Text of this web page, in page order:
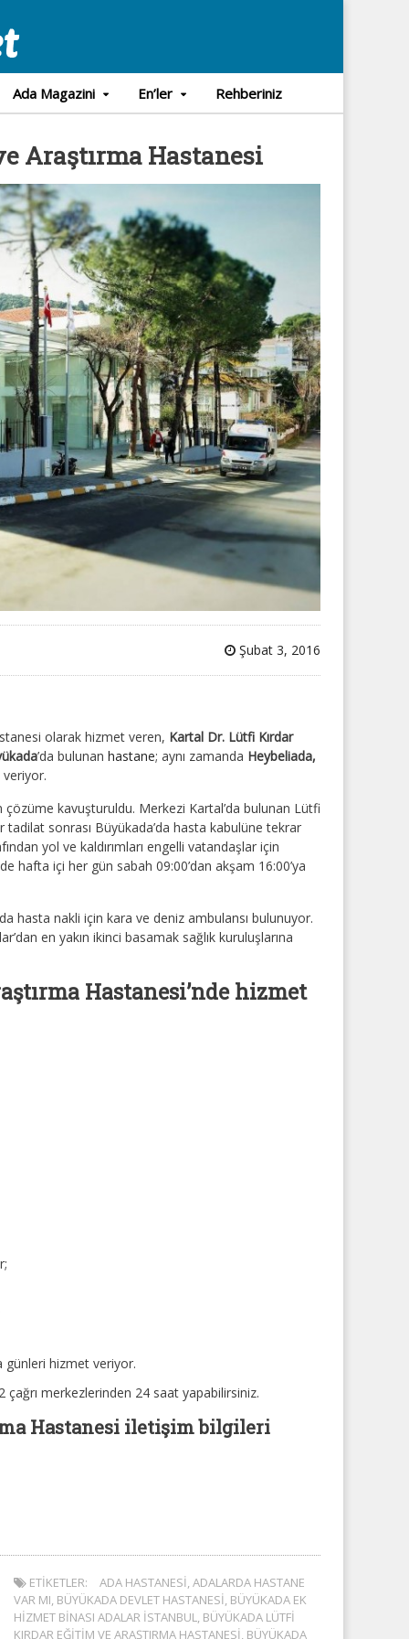
Ada Magazini En’ler Rehberiniz
Araştırma Hastanesi
Şubat 3, 2016
olarak hizmet veren, Kartal Dr. Lütfi Kırdar
’da bulunan hastane; aynı zamanda Heybeliada,
veriyor.
çözüme kavuşturuldu. Merkezi Kartal’da bulunan Lütfi
tadilat sonrası Büyükada’da hasta kabulüne tekrar
yol ve kaldırımları engelli vatandaşlar için
hafta içi her gün sabah 09:00’dan akşam 16:00’ya
hasta nakli için kara ve deniz ambulansı bulunuyor.
en yakın ikinci basamak sağlık kuruluşlarına
Hastanesi’nde hizmet
günleri hizmet veriyor.
çağrı merkezlerinden 24 saat yapabilirsiniz.
Hastanesi iletişim bilgileri
ETIKETLER: ADA HASTANESI,ADALARDA HASTANE
VAR MI, BÜYÜKADA DEVLET HASTANESI, BÜYÜKADA EK
HIZMET BINASI ADALAR ISTANBUL, BÜYÜKADA LÜTFI
KIRDAR EĞITIM VE ARAŞTIRMA HASTANESI, BÜYÜKADA